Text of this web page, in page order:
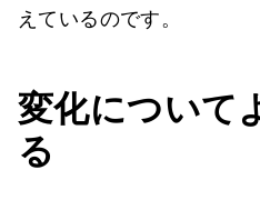
えているのです。
変化について
る